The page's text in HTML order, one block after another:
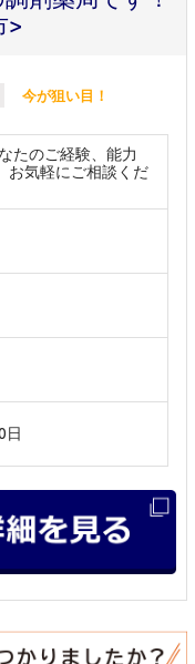
>
今が狙い目！
たのご経験、能力
お気軽にご相談くだ
日